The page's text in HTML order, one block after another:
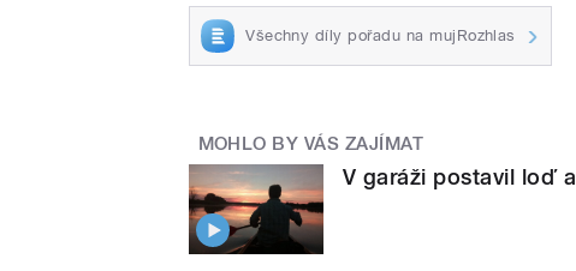
Všechny díly pořadu na mujRozhlas
MOHLO BY VÁS ZAJÍMAT
V garáži postavil loď